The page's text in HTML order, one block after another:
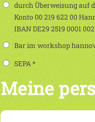
durch Überweisung auf
Konto 00 219 622 00
IBAN DE29 2519 0001
Bar im workshop
SEPA *
Meine